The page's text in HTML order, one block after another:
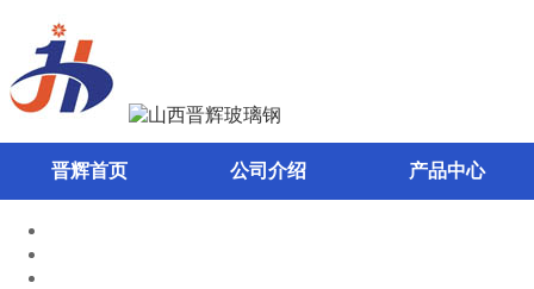
晋辉首页 公司介绍 产品中心